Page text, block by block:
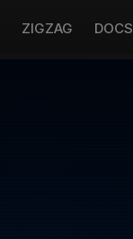
ZIGZAG DOCS